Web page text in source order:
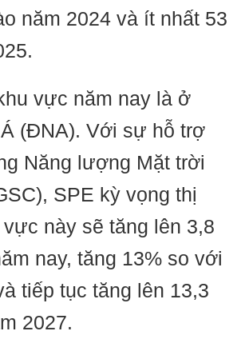
năm 2024 và ít nhất 53
vực năm nay là ở
(ĐNA). Với sự hỗ trợ
Năng lượng Mặt trời
SPE kỳ vọng thị
này sẽ tăng lên 3,8
nay, tăng 13% so với
tiếp tục tăng lên 13,3
2027.